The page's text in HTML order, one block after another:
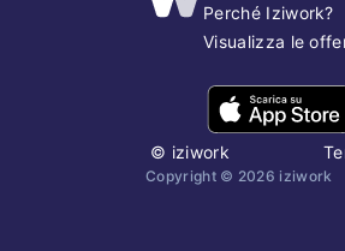
Perché Iziwork?
Visualizza le
© iziwork
Copyright © 2026 iziwork